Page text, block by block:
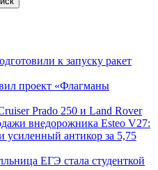
к запуску ракет
проект «Флагманы
Prado 250 и Land Rover
внедорожника Esteo V27:
усиленный антикор за 5,75
ЕГЭ стала студенткой